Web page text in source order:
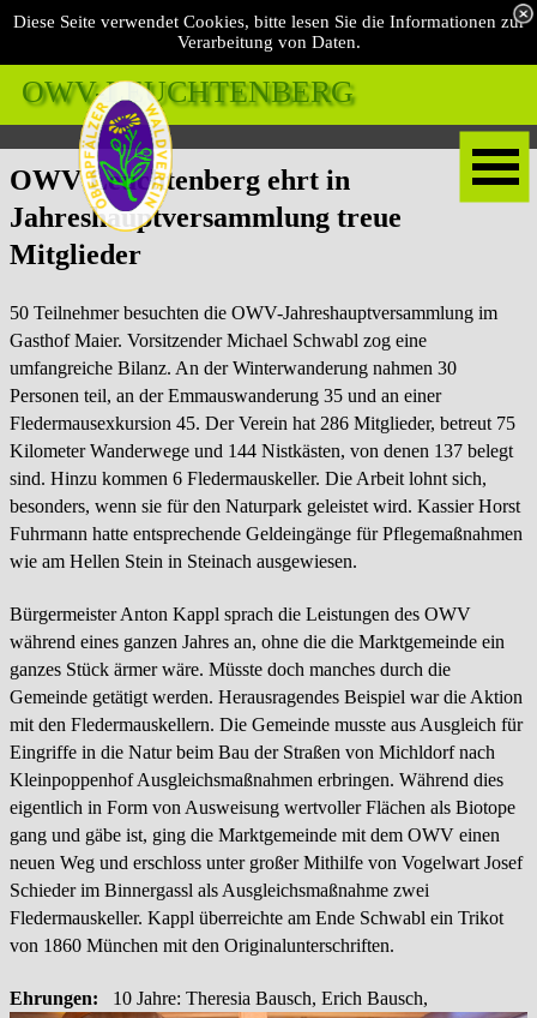
Diese Seite verwendet Cookies, bitte lesen Sie die Informationen zur
Verarbeitung von Daten.
OWV-LEUCHTENBERG
OWV Leuchtenberg ehrt in
Jahreshauptversammlung treue
Mitglieder
50 Teilnehmer besuchten die OWV-Jahreshauptversammlung im
Gasthof Maier. Vorsitzender Michael Schwabl zog eine
umfangreiche Bilanz. An der Winterwanderung nahmen 30
Personen teil, an der Emmauswanderung 35 und an einer
Fledermausexkursion 45. Der Verein hat 286 Mitglieder, betreut 75
Kilometer Wanderwege und 144 Nistkästen, von denen 137 belegt
sind. Hinzu kommen 6 Fledermauskeller. Die Arbeit lohnt sich,
besonders, wenn sie für den Naturpark geleistet wird. Kassier Horst
Fuhrmann hatte entsprechende Geldeingänge für Pflegemaßnahmen
wie am Hellen Stein in Steinach ausgewiesen.
Bürgermeister Anton Kappl sprach die Leistungen des OWV
während eines ganzen Jahres an, ohne die die Marktgemeinde ein
ganzes Stück ärmer wäre. Müsste doch manches durch die
Gemeinde getätigt werden. Herausragendes Beispiel war die Aktion
mit den Fledermauskellern. Die Gemeinde musste aus Ausgleich für
Eingriffe in die Natur beim Bau der Straßen von Michldorf nach
Kleinpoppenhof Ausgleichsmaßnahmen erbringen. Während dies
eigentlich in Form von Ausweisung wertvoller Flächen als Biotope
gang und gäbe ist, ging die Marktgemeinde mit dem OWV einen
neuen Weg und erschloss unter großer Mithilfe von Vogelwart Josef
Schieder im Binnergassl als Ausgleichsmaßnahme zwei
Fledermauskeller. Kappl überreichte am Ende Schwabl ein Trikot
von 1860 München mit den Originalunterschriften.
Ehrungen: 10 Jahre: Theresia Bausch, Erich Bausch,